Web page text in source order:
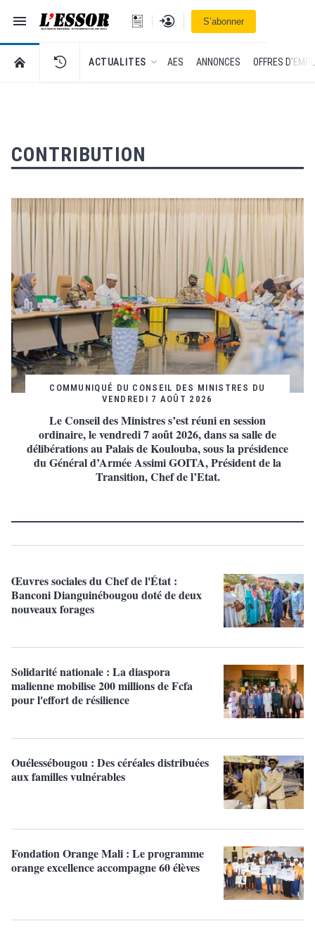
Navigation
L'Essor - retour à la une
Se connecterS’abonner
RETOUR À LA PAGE D’ACCUEIL DE L'ESSOR
ACTUALITES AES ANNONCES OFFRES
CONTRIBUTION
COMMUNIQUÉ DU CONSEIL DES MINISTRES DU
VENDREDI 7 AOÛT 2026
Le Conseil des Ministres s’est réuni en session
ordinaire, le vendredi 7 août 2026, dans sa salle de
délibérations au Palais de Koulouba, sous la présidence
du Général d’Armée Assimi GOITA, Président de la
Transition, Chef de l’Etat.
Œuvres sociales du Chef de l'État :
Banconi Dianguinébougou doté de deux
nouveaux forages
Solidarité nationale : La diaspora
malienne mobilise 200 millions de Fcfa
pour l'effort de résilience
Ouélessébougou : Des céréales distribuées
aux familles vulnérables
Fondation Orange Mali : Le programme
orange excellence accompagne 60 élèves